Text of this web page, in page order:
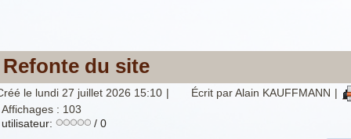
Refonte du site
le lundi 27 juillet 2026 15:10 | Écrit par Alain KAUFFMANN |
Affichages : 103
/ 0